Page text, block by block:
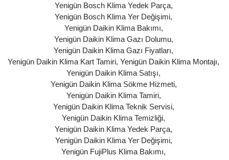
Yenigün Bosch Klima Yedek Parça,
Yenigün Bosch Klima Yer Değişimi,
Yenigün Daikin Klima Bakımı,
Yenigün Daikin Klima Gazı Dolumu,
Yenigün Daikin Klima Gazı Fiyatları,
Yenigün Daikin Klima Kart Tamiri, Yenigün Daikin Klima Montajı,
Yenigün Daikin Klima Satışı,
Yenigün Daikin Klima Sökme Hizmeti,
Yenigün Daikin Klima Tamiri,
Yenigün Daikin Klima Teknik Servisi,
Yenigün Daikin Klima Temizliği,
Yenigün Daikin Klima Yedek Parça,
Yenigün Daikin Klima Yer Değişimi,
Yenigün FujiPlus Klima Bakımı,